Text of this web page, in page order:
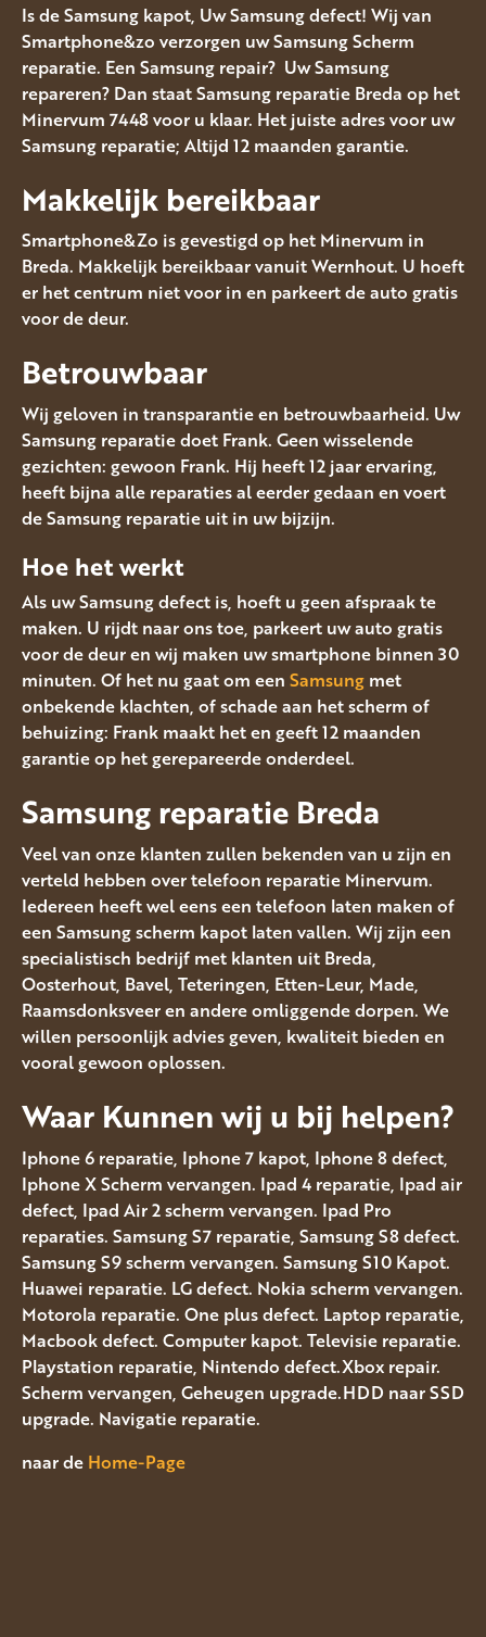
Is de Samsung kapot, Uw Samsung defect! Wij van
Smartphone&zo verzorgen uw Samsung Scherm
reparatie. Een Samsung repair? Uw Samsung
repareren? Dan staat Samsung reparatie Breda op het
Minervum 7448 voor u klaar. Het juiste adres voor uw
Samsung reparatie; Altijd 12 maanden garantie.
Makkelijk bereikbaar
Smartphone&Zo is gevestigd op het Minervum in
Breda. Makkelijk bereikbaar vanuit Wernhout. U hoeft
er het centrum niet voor in en parkeert de auto gratis
voor de deur.
Betrouwbaar
Wij geloven in transparantie en betrouwbaarheid. Uw
Samsung reparatie doet Frank. Geen wisselende
gezichten: gewoon Frank. Hij heeft 12 jaar ervaring,
heeft bijna alle reparaties al eerder gedaan en voert
de Samsung reparatie uit in uw bijzijn.
Hoe het werkt
Als uw Samsung defect is, hoeft u geen afspraak te
maken. U rijdt naar ons toe, parkeert uw auto gratis
voor de deur en wij maken uw smartphone binnen 30
minuten. Of het nu gaat om een Samsung met
onbekende klachten, of schade aan het scherm of
behuizing: Frank maakt het en geeft 12 maanden
garantie op het gerepareerde onderdeel.
Samsung reparatie Breda
Veel van onze klanten zullen bekenden van u zijn en
verteld hebben over telefoon reparatie Minervum.
Iedereen heeft wel eens een telefoon laten maken of
een Samsung scherm kapot laten vallen. Wij zijn een
specialistisch bedrijf met klanten uit Breda,
Oosterhout, Bavel, Teteringen, Etten-Leur, Made,
Raamsdonksveer en andere omliggende dorpen. We
willen persoonlijk advies geven, kwaliteit bieden en
vooral gewoon oplossen.
Waar Kunnen wij u bij helpen?
Iphone 6 reparatie, Iphone 7 kapot, Iphone 8 defect,
Iphone X Scherm vervangen. Ipad 4 reparatie, Ipad air
defect, Ipad Air 2 scherm vervangen. Ipad Pro
reparaties. Samsung S7 reparatie, Samsung S8 defect.
Samsung S9 scherm vervangen. Samsung S10 Kapot.
Huawei reparatie. LG defect. Nokia scherm vervangen.
Motorola reparatie. One plus defect. Laptop reparatie,
Macbook defect. Computer kapot. Televisie reparatie.
Playstation reparatie, Nintendo defect.Xbox repair.
Scherm vervangen, Geheugen upgrade.HDD naar SSD
upgrade. Navigatie reparatie.
naar de Home-Page